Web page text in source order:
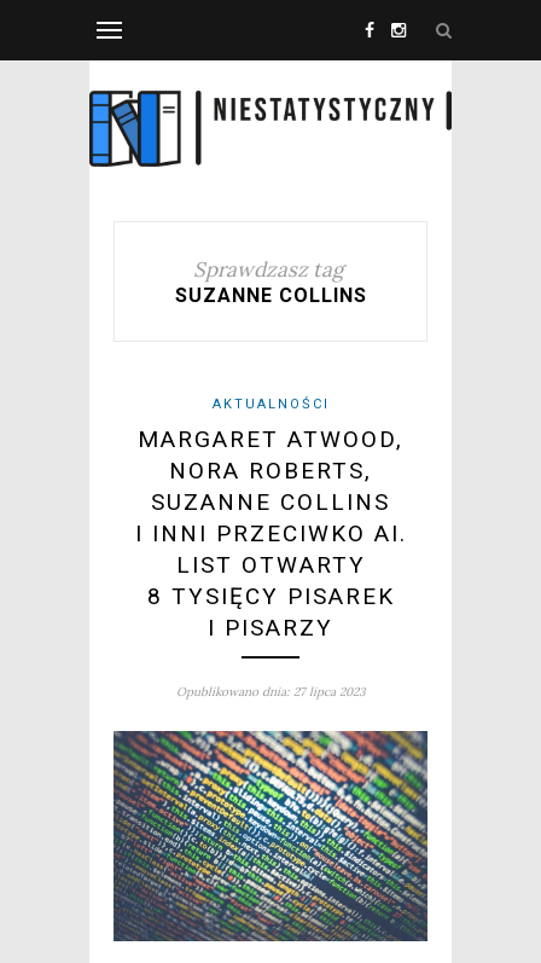
Sprawdzasz tag
SUZANNE COLLINS
AKTUALNOŚCI
MARGARET ATWOOD,
NORA ROBERTS,
SUZANNE COLLINS
I INNI PRZECIWKO AI.
LIST OTWARTY
8 TYSIĘCY PISAREK
I PISARZY
Opublikowano dnia: 27 lipca 2023